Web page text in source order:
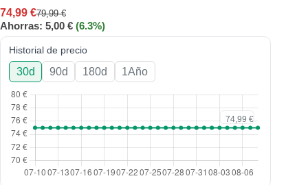
79,99€
74,99 €
Ahorras: 5,00 € (6.3%)
Historial de precio
30d 90d 180d 1Año